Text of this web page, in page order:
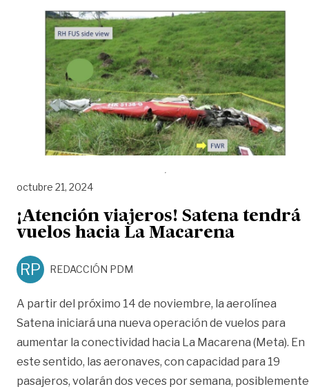
octubre 21, 2024
¡Atención viajeros! Satena tendrá
vuelos hacia La Macarena
RP REDACCIÓN PDM
A partir del próximo 14 de noviembre, la aerolínea
Satena iniciará una nueva operación de vuelos para
aumentar la conectividad hacia La Macarena (Meta). En
este sentido, las aeronaves, con capacidad para 19
pasajeros, volarán dos veces por semana, posiblemente